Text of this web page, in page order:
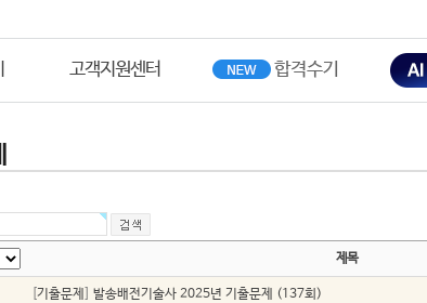
고객지원센터
제목
기출문제 발송배전기술사 2025년 기출문제 (137회)